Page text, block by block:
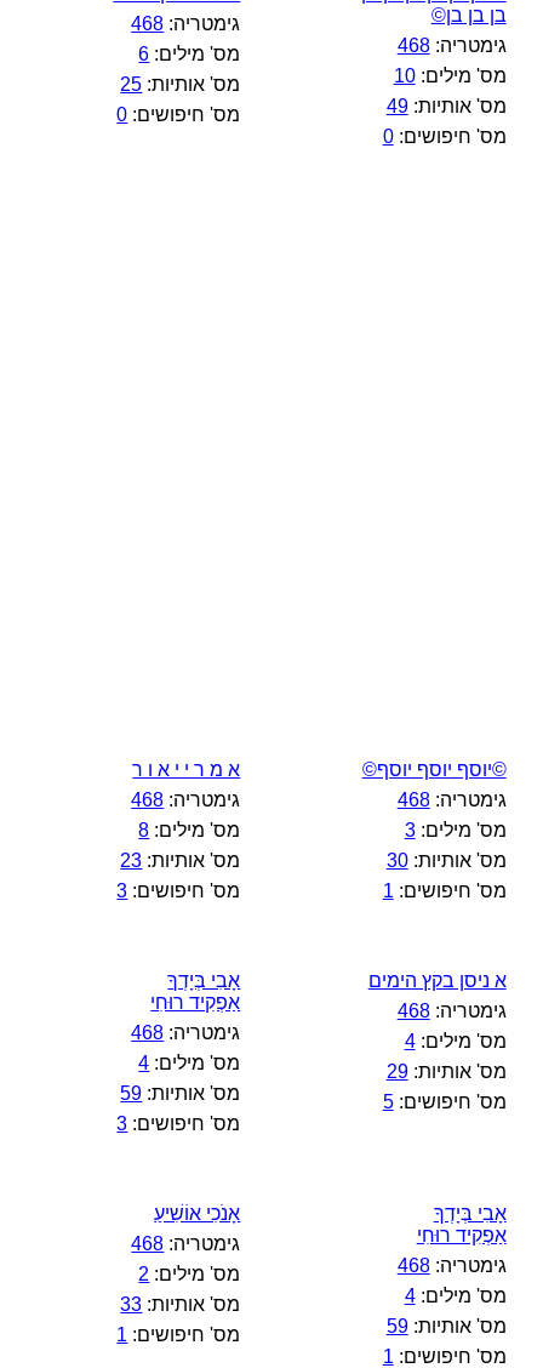
בן בן בן©
גימטריה:468
מס' מילים:10
מס' אותיות:49
מס' חיפושים:0
גימטריה: 468
מס' מילים: 6
מס' אותיות: 25
מס' חיפושים: 0
©יוסף יוסף יוסף©
גימטריה:468
מס' מילים:3
מס' אותיות:30
מס' חיפושים: 1
א מ ר י י א ו ר
גימטריה: 468
מס' מילים: 8
מס' אותיות: 23
מס' חיפושים: 3
א ניסן בקץ הימים
גימטריה:468
מס' מילים:4
מס' אותיות:29
מס' חיפושים:5
אָבִי בְּיָדְךָ
אַפְקִיד רוּחִי
גימטריה: 468
מס' מילים: 4
מס' אותיות: 59
מס' חיפושים: 3
אָבִי בְּיָדְךָ
אַפְקִיד רוּחִי
גימטריה:468
מס' מילים:4
מס' אותיות:59
מס' חיפושים: 1
אָנֹכִי אוֹשִׁיעַ
גימטריה: 468
מס' מילים: 2
מס' אותיות: 33
מס' חיפושים: 1